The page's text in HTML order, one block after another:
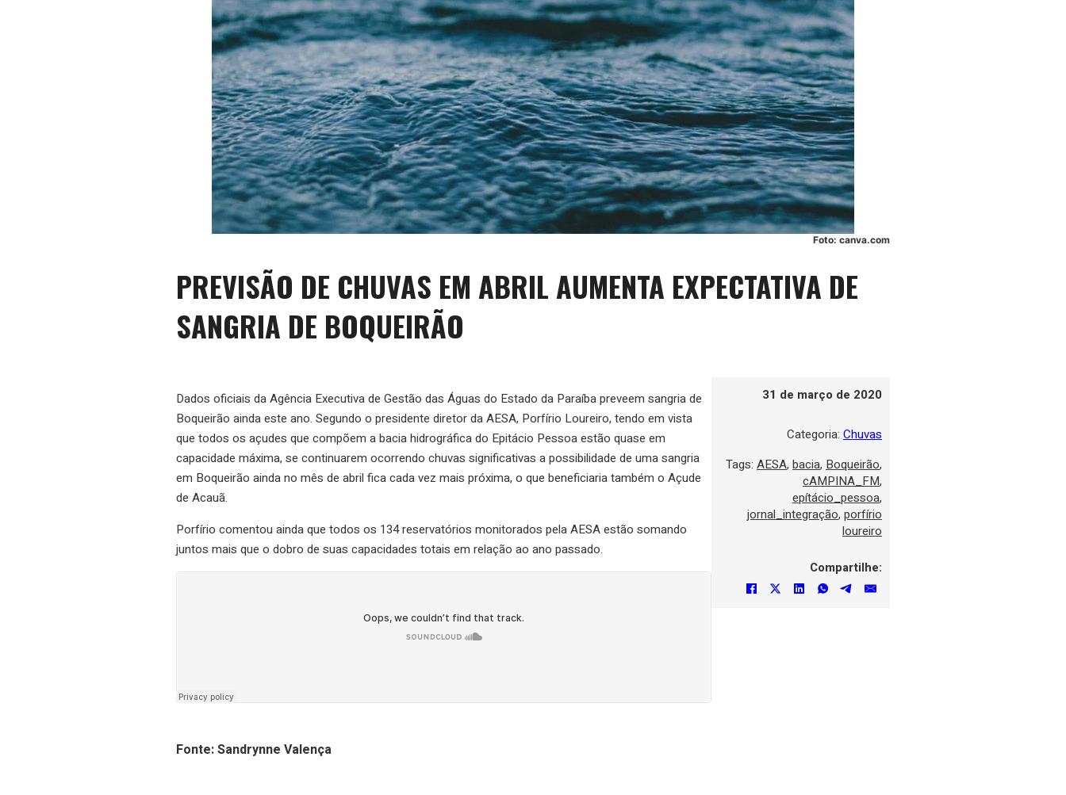
Foto: canva.com
PREVISÃO DE CHUVAS EM ABRIL AUMENTA EXPECTATIVA DE
SANGRIA DE BOQUEIRÃO
Dados oficiais da Agência Executiva de Gestão das Águas do Estado da Paraíba preveem sangria de
Boqueirão ainda este ano. Segundo o presidente diretor da AESA, Porfírio Loureiro, tendo em vista
que todos os açudes que compõem a bacia hidrográfica do Epitácio Pessoa estão quase em
capacidade máxima, se continuarem ocorrendo chuvas significativas a possibilidade de uma sangria
em Boqueirão ainda no mês de abril fica cada vez mais próxima, o que beneficiaria também o Açude
de Acauã.
Porfírio comentou ainda que todos os 134 reservatórios monitorados pela AESA estão somando
juntos mais que o dobro de suas capacidades totais em relação ao ano passado.
Fonte: Sandrynne Valença
31 de março de 2020
Categoria: Chuvas
Tags: AESA, bacia, Boqueirão,
cAMPINA_FM,
epítácio_pessoa,
jornal_integração, porfírio
loureiro
Compartilhe: